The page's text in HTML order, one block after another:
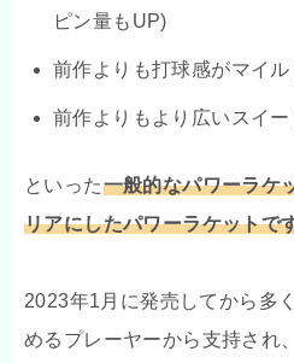
ピン量もUP)
前作よりも打球感がマイル
前作よりもより広いスイ
といった一般的なパワーラケ
リアにしたパワーラケットで
2023年1月に発売してから多
めるプレーヤーから支持され